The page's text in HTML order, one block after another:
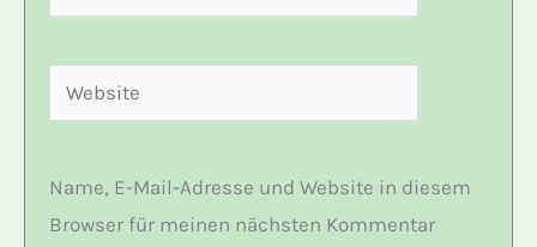
Mail-
Website
Name, E-Mail-Adresse und Website in diesem
Browser für meinen nächsten Kommentar